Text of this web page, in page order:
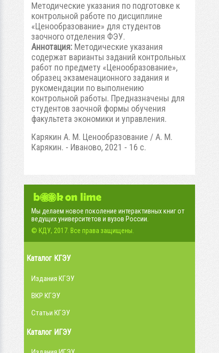
Методические указания по подготовке к
контрольной работе по дисциплине
«Ценообразование» для студентов
заочного отделения ФЭУ.
Аннотация: Методические указания
содержат варианты заданий контрольных
работ по предмету «Ценообразование»,
образец экзаменационного задания и
рукомендации по выполнению
контрольной работы. Предназначены для
студентов заочной формы обучения
факультета экономики и управления.
Карякин А. М. Ценообразование / А. М.
Карякин. - Иваново, 2021 - 16 с.
Мы делаем новое поколение интерактивных книг от
ведущих университетов и вузов России.
© КДУ, 2017. Все права защищены.
Каталог КГЭУ
Издания КГЭУ
ВКР КГЭУ
Статьи КГЭУ
Каталог ИГЭУ